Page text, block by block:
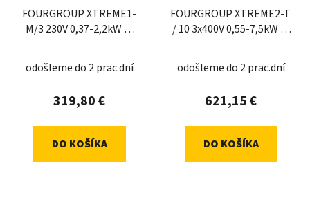
FOURGROUP XTREME1-
M/3 230V 0,37-2,2kW 2-
odošleme do 2 prac.dní
319,80 €
DO KOŠÍKA
FOURGROUP XTREME2-T
/ 10 3x400V 0,55-7,5kW 2-
odošleme do 2 prac.dní
621,15 €
DO KOŠÍKA